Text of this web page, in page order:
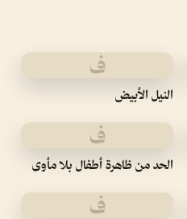
ف
النيل الأبيض
ف
الحد من ظاهرة أطفال بلا مأوى
ف